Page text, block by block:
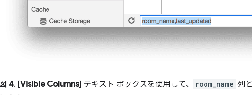
図 4. [Visible Columns] テキスト ボックスを使用して、 room_name 列